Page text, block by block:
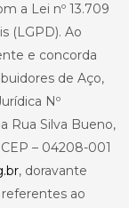
a Lei nº 13.709
(LGPD). Ao
e concorda
de Aço,
Nº
Rua Silva Bueno,
– 04208-001
, doravante
ao